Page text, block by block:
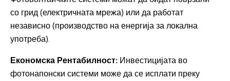
со грид (електричната мрежа) или да работат
независно (производство на енергија за локална
употреба).
Економска Рентабилност: Инвестицијата во
фотонапонски системи може да се исплати преку